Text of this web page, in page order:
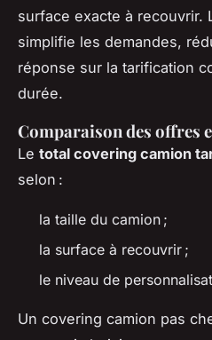
surface exacte à recouvrir.
simplifie les demandes,
réponse sur la tarification
durée.
Comparaison des offres
Le total covering camion
selon :
la taille du camion ;
la surface à recouvrir ;
le niveau de
Un covering camion pas